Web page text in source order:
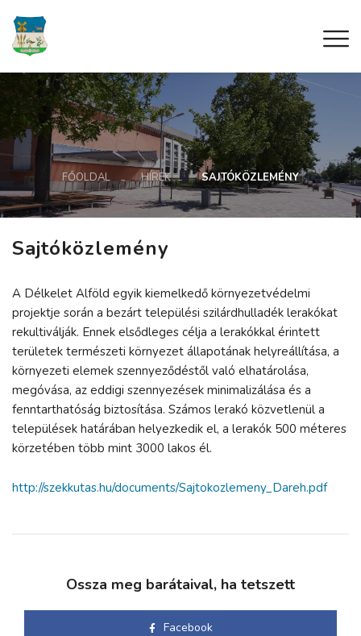
FŐOLDAL HÍREK SAJTÓKÖZLEMÉNY
Sajtóközlemény
A Délkelet Alföld egyik kiemelkedő környezetvédelmi
projektje során a bezárt települési szilárdhulladék lerakókat
rekultiválják. Ennek elsődleges célja a lerakókkal érintett
területek természeti környezet állapotának helyreállítása, a
környezeti elemek szennyeződéstől való elhatárolása,
megóvása, az eddigi szennyezések minimalizálása és a
fenntarthatóság biztosítása. Számos lerakó közvetlenül a
települések határában helyezkedik el, a lerakók 500 méteres
körzetében több mint 3000 lakos él.
http://szekkutas.hu/documents/Sajtokozlemeny_Dareh.pdf
Ossza meg barátaival, ha tetszett
Facebook